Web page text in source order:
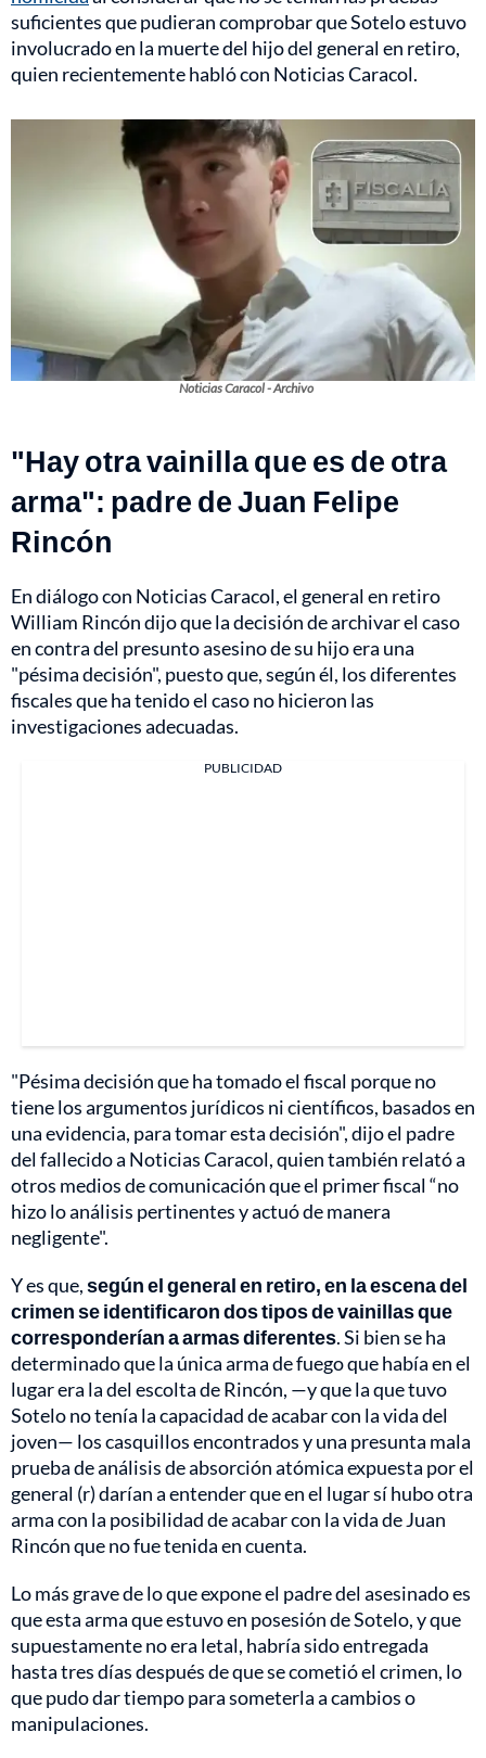
suficientes que pudieran comprobar que Sotelo estuvo
involucrado en la muerte del hijo del general en retiro,
quien recientemente habló con Noticias Caracol.
Noticias Caracol - Archivo
"Hay otra vainilla que es de otra
arma": padre de Juan Felipe
Rincón
En diálogo con Noticias Caracol, el general en retiro
William Rincón dijo que la decisión de archivar el caso
en contra del presunto asesino de su hijo era una
"pésima decisión", puesto que, según él, los diferentes
fiscales que ha tenido el caso no hicieron las
investigaciones adecuadas.
PUBLICIDAD
"Pésima decisión que ha tomado el fiscal porque no
tiene los argumentos jurídicos ni científicos, basados en
una evidencia, para tomar esta decisión", dijo el padre
del fallecido a Noticias Caracol, quien también relató a
otros medios de comunicación que el primer fiscal “no
hizo lo análisis pertinentes y actuó de manera
negligente".
Y es que,según el general en retiro, en la escena del
crimen se identificaron dos tipos de vainillas que
corresponderían a armas diferentes. Si bien se ha
determinado que la única arma de fuego que había en el
lugar era la del escolta de Rincón, —y que la que tuvo
Sotelo no tenía la capacidad de acabar con la vida del
joven— los casquillos encontrados y una presunta mala
prueba de análisis de absorción atómica expuesta por el
general (r) darían a entender que en el lugar sí hubo otra
arma con la posibilidad de acabar con la vida de Juan
Rincón que no fue tenida en cuenta.
Lo más grave de lo que expone el padre del asesinado es
que esta arma que estuvo en posesión de Sotelo, y que
supuestamente no era letal, habría sido entregada
hasta tres días después de que se cometió el crimen, lo
que pudo dar tiempo para someterla a cambios o
manipulaciones.